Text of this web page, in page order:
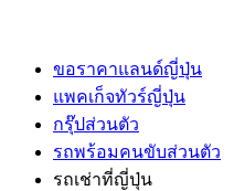
ขอราคาแลนด์ญี่ปุ่น
แพคเก็จทัวร์ญี่ปุ่น
กรุ๊ปส่วนตัว
รถพร้อมคนขับส่วนตัว
รถเช่าที่ญี่ปุ่น